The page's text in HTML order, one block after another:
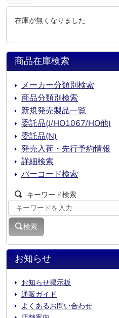
在庫が無くなりました
お知らせ
お知らせ掲示板
通販ガイド
よくあるお問い合わせ
商品在庫検索
メーカー分類別検索
商品分類別検索
新規発売製品一覧
委託品(J/HO1067/HO他)
委託品(N)
発売入荷・先行予約情報
詳細検索
バーコード検索
キーワード検索
検索